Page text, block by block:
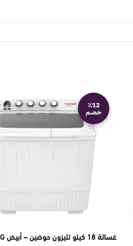
٪12
خصم
غسالة 18 كيلو تليزون حوضين – أبيض TWM18CG